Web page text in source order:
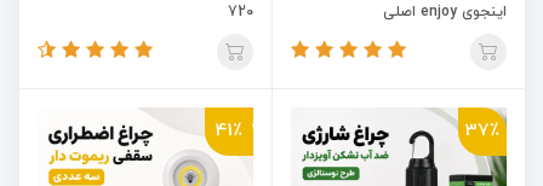
اینجوی enjoy اصلی
720
37٪ 41٪